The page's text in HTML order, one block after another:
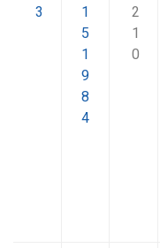
2
1
0
1
5
1
9
8
4
3